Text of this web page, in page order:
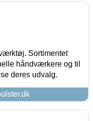
Sortimentet
håndværkere og til
deres udvalg.